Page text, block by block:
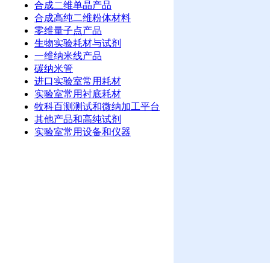
合成二维单晶产品
合成高纯二维粉体材料
零维量子点产品
生物实验耗材与试剂
一维纳米线产品
碳纳米管
进口实验室常用耗材
实验室常用衬底耗材
牧科百测测试和微纳加工平台
其他产品和高纯试剂
实验室常用设备和仪器